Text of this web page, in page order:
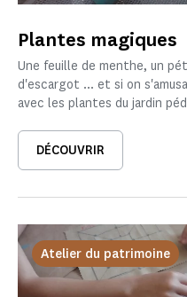
Plantes magiques
Une feuille de menthe, un
d'escargot ... et si on
avec les plantes du jardin
DÉCOUVRIR
Atelier du patrimoine